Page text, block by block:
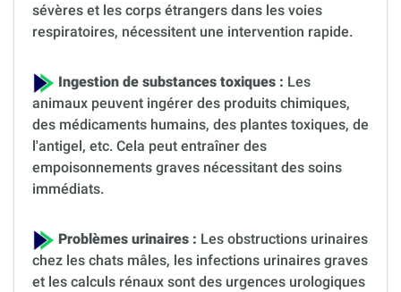
sévères et les corps étrangers dans les voies
respiratoires, nécessitent une intervention rapide.
Ingestion de substances toxiques : Les
animaux peuvent ingérer des produits chimiques,
des médicaments humains, des plantes toxiques, de
l'antigel, etc. Cela peut entraîner des
empoisonnements graves nécessitant des soins
immédiats.
Problèmes urinaires : Les obstructions urinaires
chez les chats mâles, les infections urinaires graves
et les calculs rénaux sont des urgences urologiques